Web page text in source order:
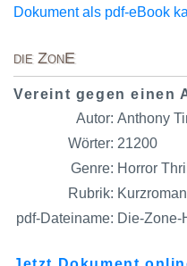
Dokument als pdf-eBook
die ZonE
Vereint gegen einen
Autor: Anthony
Wörter: 21200
Genre: Horror
Rubrik:
pdf-Dateiname: Die-Zone-